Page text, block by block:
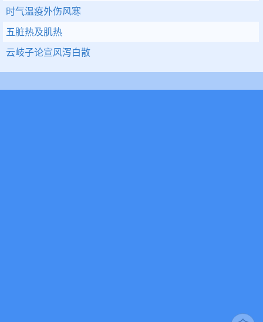
时气温疫外伤风寒
五脏热及肌热
云岐子论宣风泻白散